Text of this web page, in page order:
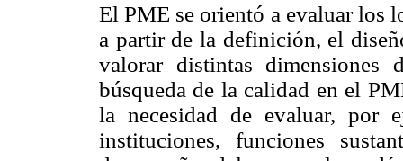
El PME se orientó a evaluar los
a partir de la definición, el
valorar distintas
búsqueda de la calidad en el
la necesidad de evaluar, por
instituciones, funciones